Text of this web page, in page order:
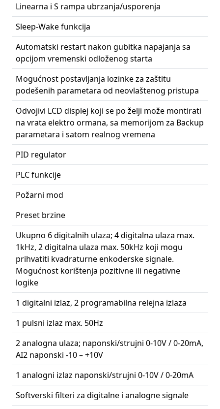
Linearna i S rampa ubrzanja/usporenja
Sleep-Wake funkcija
Automatski restart nakon gubitka napajanja sa
opcijom vremenski odloženog starta
Mogućnost postavljanja lozinke za zaštitu
podešenih parametara od neovlaštenog pristupa
Odvojivi LCD displej koji se po želji može montirati
na vrata elektro ormana, sa memorijom za Backup
parametara i satom realnog vremena
PID regulator
PLC funkcije
Požarni mod
Preset brzine
Ukupno 6 digitalnih ulaza; 4 digitalna ulaza max.
1kHz, 2 digitalna ulaza max. 50kHz koji mogu
prihvatiti kvadraturne enkoderske signale.
Mogućnost korištenja pozitivne ili negativne
logike
1 digitalni izlaz, 2 programabilna relejna izlaza
1 pulsni izlaz max. 50Hz
2 analogna ulaza; naponski/strujni 0-10V / 0-20mA,
AI2 naponski -10 – +10V
1 analogni izlaz naponski/strujni 0-10V / 0-20mA
Softverski filteri za digitalne i analogne signale